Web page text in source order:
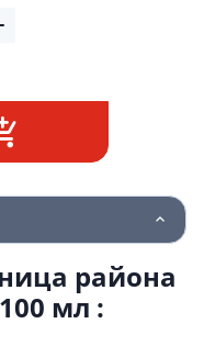
района
мл :